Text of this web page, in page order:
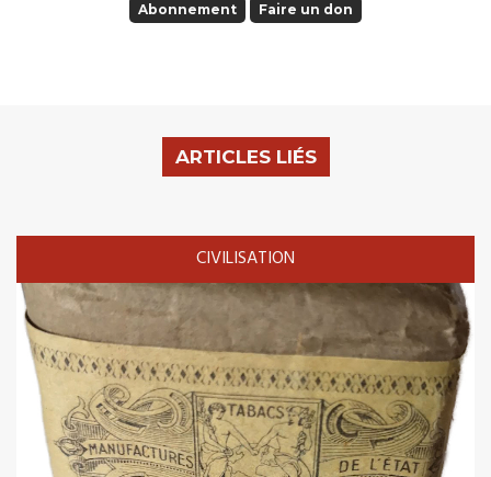
Abonnement Faire un don
ARTICLES LIÉS
CIVILISATION